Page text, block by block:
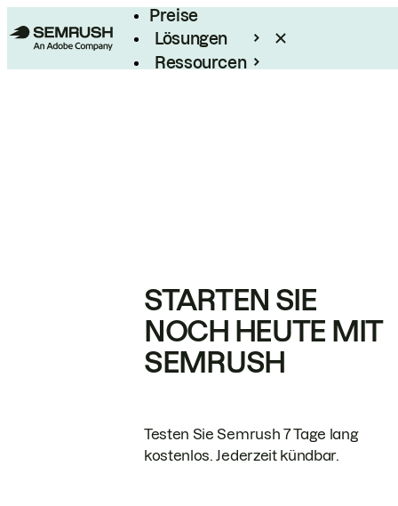
Preise
Lösungen
Ressourcen
STARTEN SIE
NOCH HEUTE MIT
SEMRUSH
Testen Sie Semrush 7 Tage lang
kostenlos. Jederzeit kündbar.